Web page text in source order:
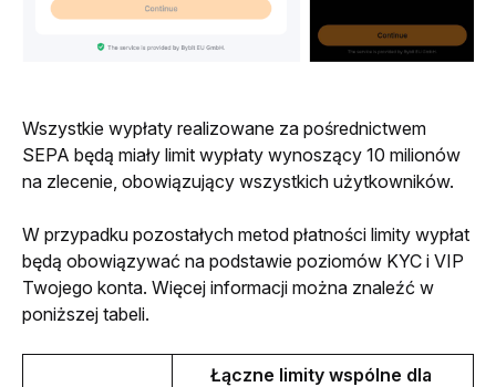
Wszystkie wypłaty realizowane za pośrednictwem
SEPA będą miały limit wypłaty wynoszący 10 milionów
na zlecenie, obowiązujący wszystkich użytkowników.
W przypadku pozostałych metod płatności limity wypłat
będą obowiązywać na podstawie poziomów KYC i VIP
Twojego konta. Więcej informacji można znaleźć w
poniższej tabeli.
Łączne limity wspólne dla